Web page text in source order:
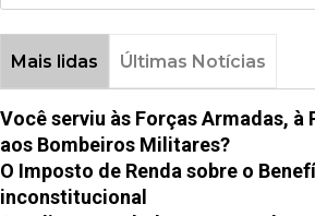
Mais lidas Últimas Notícias
Você serviu às Forças Armadas,
aos Bombeiros Militares?
O Imposto de Renda sobre o
inconstitucional